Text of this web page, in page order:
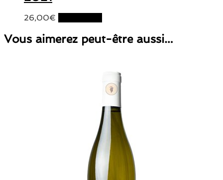
26,00€
Vous aimerez peut-être aussi…